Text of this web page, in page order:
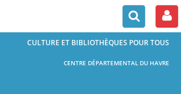
CULTURE ET BIBLIOTHÈQUES POUR TOUS
CENTRE DÉPARTEMENTAL DU HAVRE